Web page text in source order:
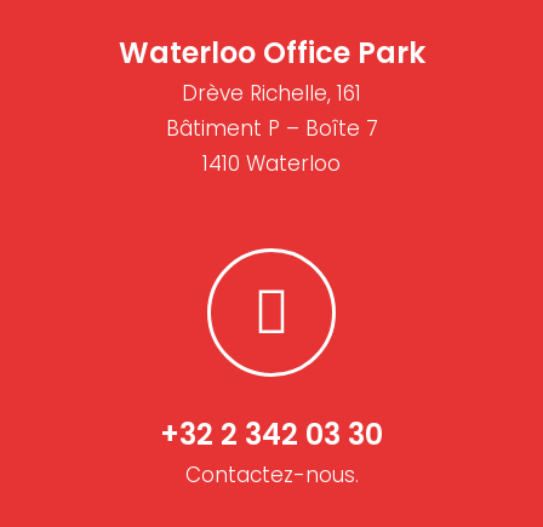
Waterloo Office Park
Drève Richelle, 161
Bâtiment P – Boîte 7
1410 Waterloo
+32 2 342 03 30
Contactez-nous.